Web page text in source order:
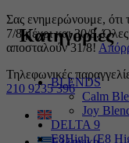
Σας ενημερώνουμε, ότι
7/8 μέχρι και 30/8.
αποσταλούν 31/8!
Τηλεφωνικές
210 9235 396
Κατηγορίες
BLENDS
Calm
Joy
DELTA 9
E8High (E8